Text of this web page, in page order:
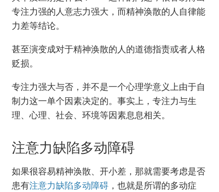
精
神
（开
人，
其
么？
专注力强的人意志力强大，而精神涣散的人自律能
力差等结论。
甚至演变成对于精神涣散的人的道德指责或者人格
贬损。
专注力强大与否，并不是一个心理学意义上由于自
制力这一单个因素决定的。事实上，专注力与生
理、心理、社会、环境等因素息息相关。
注意力缺陷多动障碍
如果很容易精神涣散、开小差，那就需要考虑是否
患有注意力缺陷多动障碍 ，也就是所谓的多动症